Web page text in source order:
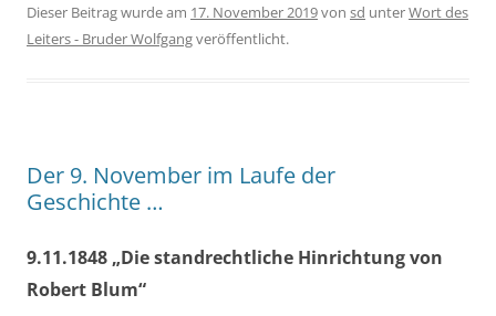
Dieser Beitrag wurde am 17. November 2019von sd unterWort des
Leiters - Bruder Wolfgangveröffentlicht.
Der 9. November im Laufe der
Geschichte …
9.11.1848 „Die standrechtliche Hinrichtung von
Robert Blum“